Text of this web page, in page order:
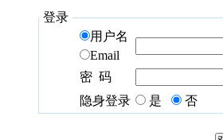
登录
用户名
Email
密 码
隐身登录
是 否